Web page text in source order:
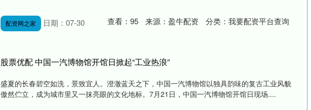
配资网之家 日期：07-30 查看： 95 来源： 盈牛配资 分类： 我要配资平台查询
股票优配 中国一汽博物馆开馆日掀起“工业热浪”
盛夏的长春碧空如洗，景致宜人。澄澈蓝天之下，中国一汽博物馆以独具韵味的复古工业风貌
傲然伫立，成为城市里又一抹亮眼的文化地标。7月21日，中国一汽博物馆开馆日现场....